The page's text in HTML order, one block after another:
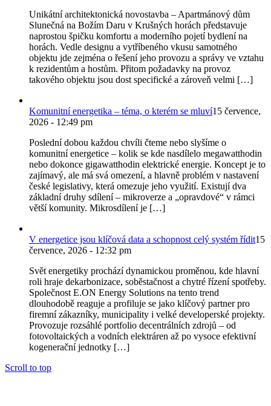
Unikátní architektonická novostavba – Apartmánový dům
Slunečná na Božím Daru v Krušných horách představuje
naprostou špičku komfortu a moderního pojetí bydlení na
horách. Vedle designu a vytříbeného vkusu samotného
objektu jde zejména o řešení jeho provozu a správy ve vztahu
k rezidentům a hostům. Přitom požadavky na provoz
takového objektu jsou dost specifické a zároveň velmi […]
Komunitní energetika – téma, o kterém se mluví15 července,
2026 - 12:49 pm
Poslední dobou každou chvíli čteme nebo slyšíme o
komunitní energetice – kolik se kde nasdílelo megawatthodin
nebo dokonce gigawatthodin elektrické energie. Koncept je to
zajímavý, ale má svá omezení, a hlavně problém v nastavení
české legislativy, která omezuje jeho využití. Existují dva
základní druhy sdílení – mikroverze a „opravdové“ v rámci
větší komunity. Mikrosdílení je […]
V energetice jsou klíčová data a schopnost celý systém řídit15
července, 2026 - 12:32 pm
Svět energetiky prochází dynamickou proměnou, kde hlavní
roli hraje dekarbonizace, soběstačnost a chytré řízení spotřeby.
Společnost E.ON Energy Solutions na tento trend
dlouhodobě reaguje a profiluje se jako klíčový partner pro
firemní zákazníky, municipality i velké developerské projekty.
Provozuje rozsáhlé portfolio decentrálních zdrojů – od
fotovoltaických a vodních elektráren až po vysoce efektivní
kogenerační jednotky […]
Scroll to top